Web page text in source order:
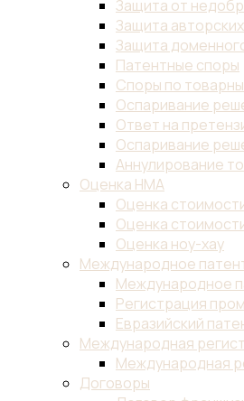
Защита от
Защита
Защита
Патентные споры
Споры по
Оспаривание
Ответ на
Оспаривание
Аннулирование
Оценка НМА
Оценка
Оценка
Оценка ноу-хау
Международное
Международное
Регистрация
Евразийский
Международная
Международная
Договоры